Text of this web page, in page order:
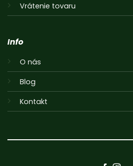
Vrátenie tovaru
Info
O nás
Blog
Kontakt